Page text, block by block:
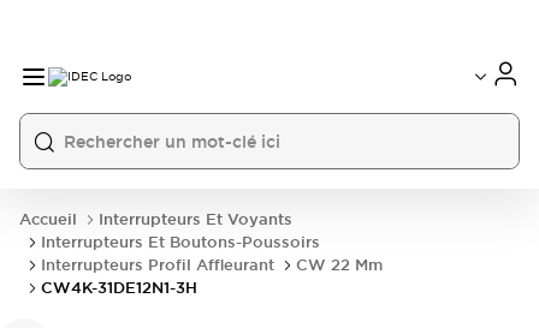
Accueil
Interrupteurs Et Voyants
Interrupteurs Et Boutons-Poussoirs
Interrupteurs Profil Affleurant
CW 22 Mm
CW4K-31DE12N1-3H